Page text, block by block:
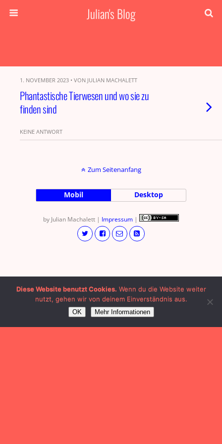
Julian's Blog
1. NOVEMBER 2023 • VON JULIAN MACHALETT
Phantastische Tierwesen und wo sie zu
finden sind
KEINE ANTWORT
Zum Seitenanfang
Mobil Desktop
by Julian Machalett | Impressum |
Diese Website benutzt Cookies. Wenn du die Website weiter
nutzt, gehen wir von deinem Einverständnis aus.
OK Mehr Informationen